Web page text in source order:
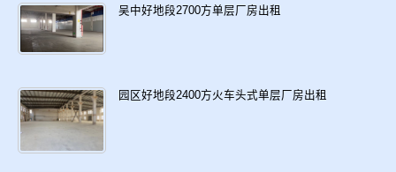
吴中好地段2700方单层厂房出租
园区好地段2400方火车头式单层厂房出租